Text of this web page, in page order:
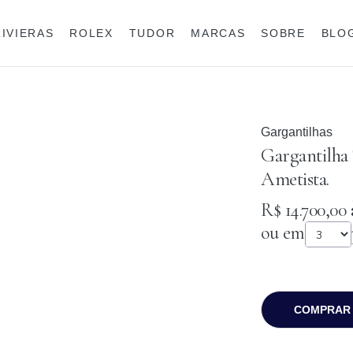
MARCAS SOBRE
ROLEX TUDOR
Gargantilhas
Ametista.
R$ 14.700,00
ou em